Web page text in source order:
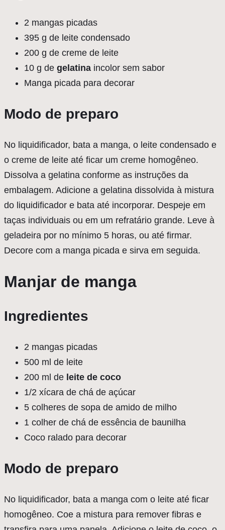
2 mangas picadas
395 g de leite condensado
200 g de creme de leite
10 g de gelatina incolor sem sabor
Manga picada para decorar
Modo de preparo
No liquidificador, bata a manga, o leite condensado e
o creme de leite até ficar um creme homogêneo.
Dissolva a gelatina conforme as instruções da
embalagem. Adicione a gelatina dissolvida à mistura
do liquidificador e bata até incorporar. Despeje em
taças individuais ou em um refratário grande. Leve à
geladeira por no mínimo 5 horas, ou até firmar.
Decore com a manga picada e sirva em seguida.
Manjar de manga
Ingredientes
2 mangas picadas
500 ml de leite
200 ml de leite de coco
1/2 xícara de chá de açúcar
5 colheres de sopa de amido de milho
1 colher de chá de essência de baunilha
Coco ralado para decorar
Modo de preparo
No liquidificador, bata a manga com o leite até ficar
homogêneo. Coe a mistura para remover fibras e